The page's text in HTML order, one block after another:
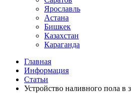
Ярославль
Астана
Бишкек
Казахстан
Караганда
Главная
Информация
Статьи
Устройство наливного пола в